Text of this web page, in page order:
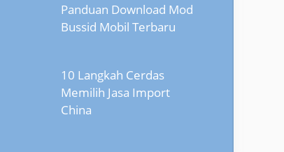
Panduan Download Mod
Bussid Mobil Terbaru
10 Langkah Cerdas
Memilih Jasa Import
China